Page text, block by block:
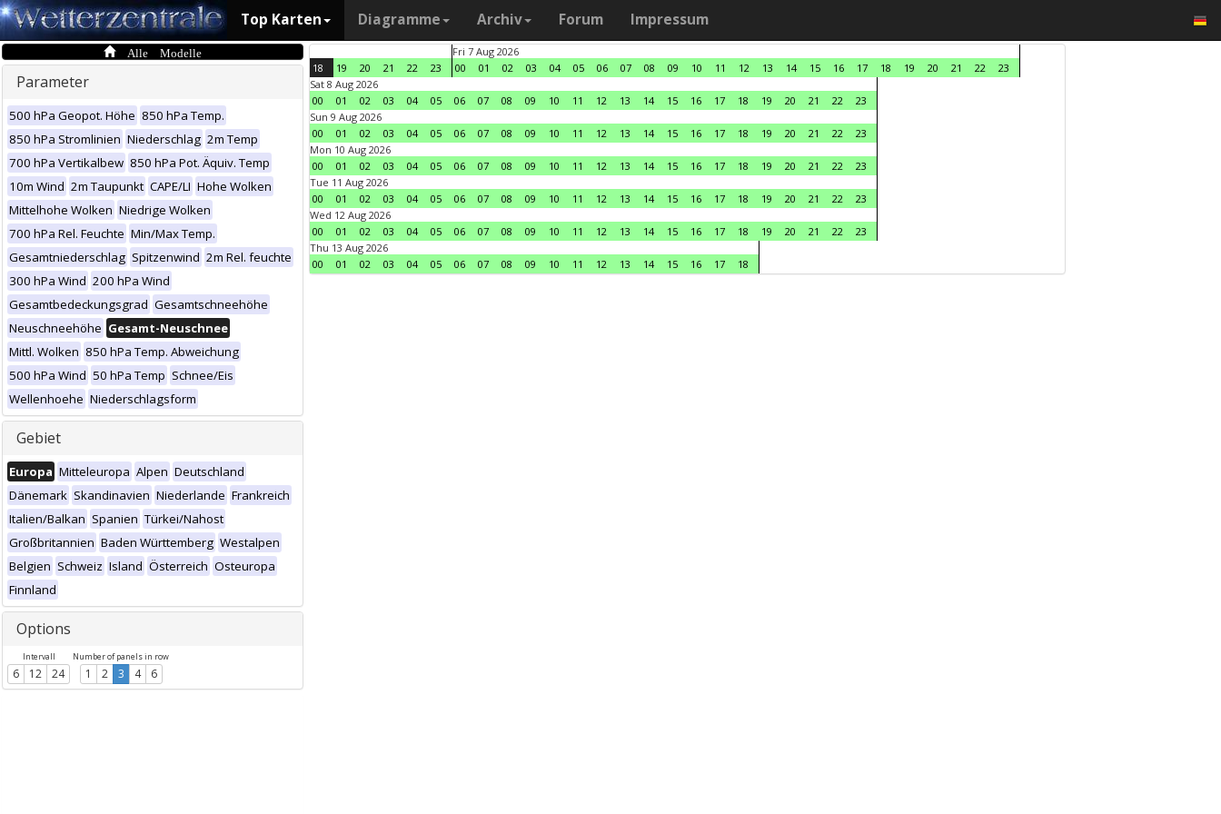
Top Karten Diagramme Archiv Forum Impressum
Alle Modelle
Parameter
500 hPa Geopot. Höhe 850 hPa Temp.
850 hPa Stromlinien Niederschlag 2m Temp
700 hPa Vertikalbew 850 hPa Pot. Äquiv. Temp
10m Wind 2m Taupunkt CAPE/LI Hohe Wolken
Mittelhohe Wolken Niedrige Wolken
700 hPa Rel. Feuchte Min/Max Temp.
Gesamtniederschlag Spitzenwind 2m Rel. feuchte
300 hPa Wind 200 hPa Wind
Gesamtbedeckungsgrad Gesamtschneehöhe
Neuschneehöhe Gesamt-Neuschnee
Mittl. Wolken 850 hPa Temp. Abweichung
500 hPa Wind 50 hPa Temp Schnee/Eis
Wellenhoehe Niederschlagsform
Gebiet
Europa Mitteleuropa Alpen Deutschland
Dänemark Skandinavien Niederlande Frankreich
Italien/Balkan Spanien Türkei/Nahost
Großbritannien Baden Württemberg Westalpen
Belgien Schweiz Island Österreich Osteuropa
Finnland
Options
Intervall
6 12 24
Number of panels in row
1 2 3 4 6
18 19 20 21 22 23
Fri 7 Aug 2026
00
01 02 03 04 05 06 07 08 09 10 11 12 13 14 15 16 17 18 19 20 21 22
23
Sat 8 Aug 2026
00
01 02 03 04 05 06 07 08 09 10 11 12 13 14 15 16 17 18 19 20 21 22
23
Sun 9 Aug 2026
00
01 02 03 04 05 06 07 08 09 10 11 12 13 14 15 16 17 18 19 20 21 22
23
Mon 10 Aug 2026
00
01 02 03 04 05 06 07 08 09 10 11 12 13 14 15 16 17 18 19 20 21 22
23
Tue 11 Aug 2026
00
01 02 03 04 05 06 07 08 09 10 11 12 13 14 15 16 17 18 19 20 21 22
23
Wed 12 Aug 2026
00
01 02 03 04 05 06 07 08 09 10 11 12 13 14 15 16 17 18 19 20 21 22
23
Thu 13 Aug 2026
00
01 02 03 04 05 06 07 08 09 10 11 12 13 14 15 16 17 18